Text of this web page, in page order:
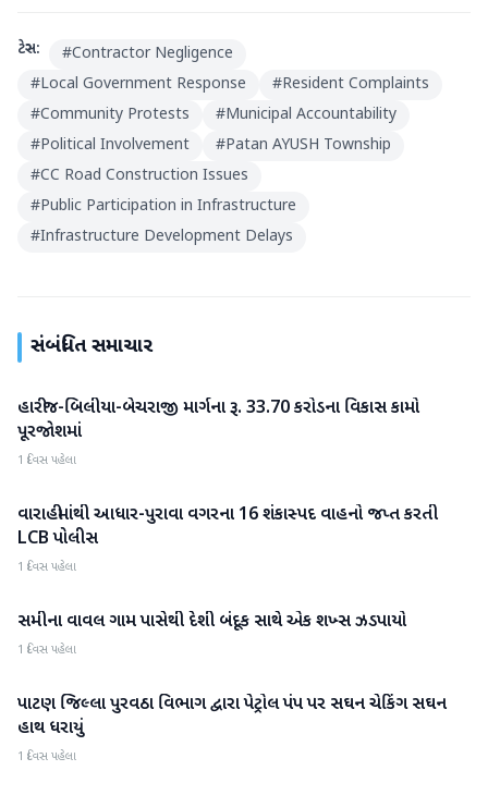
ટેગ્સ: #Contractor Negligence
#Local Government Response #Resident Complaints
#Community Protests #Municipal Accountability
#Political Involvement #Patan AYUSH Township
#CC Road Construction Issues
#Public Participation in Infrastructure
#Infrastructure Development Delays
સંબંધિત સમાચાર
પાટણ
હારીજ-બિલીયા-બેચરાજી માર્ગના રૂ. 33.70 કરોડના વિકાસ કામો
પૂરજોશમાં
1 દિવસ પહેલા
પાટણ
વારાહીમાંથી આધાર-પુરાવા વગરના 16 શંકાસ્પદ વાહનો જપ્ત કરતી
LCB પોલીસ
1 દિવસ પહેલા
પાટણ
સમીના વાવલ ગામ પાસેથી દેશી બંદૂક સાથે એક શખ્સ ઝડપાયો
1 દિવસ પહેલા
પાટણ
પાટણ જિલ્લા પુરવઠા વિભાગ દ્વારા પેટ્રોલ પંપ પર સઘન ચેકિંગ સઘન
હાથ ધરાયું
1 દિવસ પહેલા